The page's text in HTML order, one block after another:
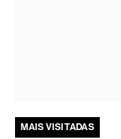
MAIS VISITADAS